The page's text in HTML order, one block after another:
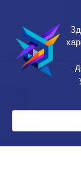
контенту
Поиск: